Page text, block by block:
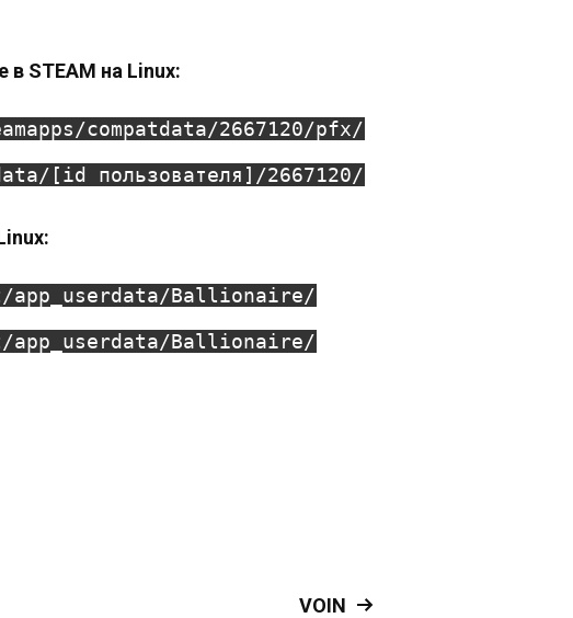
в STEAM на Linux:
compatdata/2667120/pfx/
[id пользователя]/2667120/
app_userdata/Ballionaire/
Ballionaire/
VOIN